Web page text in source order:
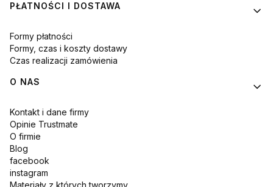
PŁATNOŚCI I DOSTAWA
Formy płatności
Formy, czas i koszty dostawy
Czas realizacji zamówienia
O NAS
Kontakt i dane firmy
Opinie Trustmate
O firmie
Blog
facebook
instagram